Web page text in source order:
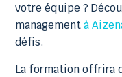
votre équipe ?
managementà
défis.
La formation offrira